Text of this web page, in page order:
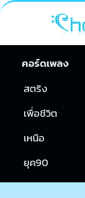
คอร์ดเพลง
สตริง
เพื่อชีวิต
เหนือ
ยุค90